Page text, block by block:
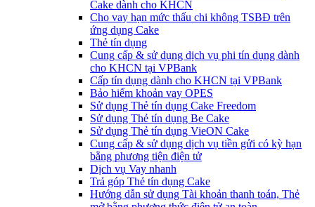
Cake dành cho KHCN
Cho vay hạn mức thấu chi không TSBĐ trên
ứng dụng Cake
Thẻ tín dụng
Cung cấp & sử dụng dịch vụ phi tín dụng dành
cho KHCN tại VPBank
Cấp tín dụng dành cho KHCN tại VPBank
Bảo hiểm khoản vay OPES
Sử dụng Thẻ tín dụng Cake Freedom
Sử dụng Thẻ tín dụng Be Cake
Sử dụng Thẻ tín dụng VieON Cake
Cung cấp & sử dụng dịch vụ tiền gửi có kỳ hạn
bằng phương tiện điện tử
Dịch vụ Vay nhanh
Trả góp Thẻ tín dụng Cake
Hướng dẫn sử dụng Tài khoản thanh toán, Thẻ